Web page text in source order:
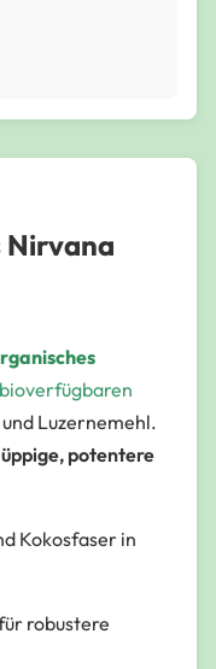
bioverfügbaren
und Luzernemehl.
üppige, potentere
Kokosfaser in
robustere